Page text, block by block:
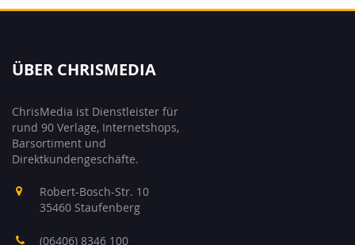
ÜBER CHRISMEDIA
ChrisMedia ist Dienstleister für
rund 90 Verlage, Internetshops,
Barsortiment und
Direktkundengeschäfte.
Robert-Bosch-Str. 10
35460 Staufenberg
(06406) 8346 100